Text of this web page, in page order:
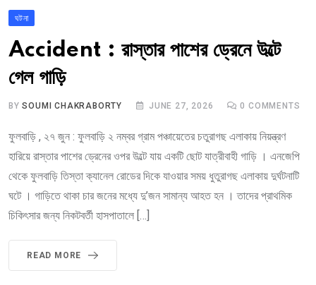
ঘটনা
Accident : রাস্তার পাশের ড্রেনে উল্টে
গেল গাড়ি
BYSOUMI CHAKRABORTY JUNE 27, 2026 0 COMMENTS
ফুলবাড়ি , ২৭ জুন : ফুলবাড়ি ২ নম্বর গ্রাম পঞ্চায়েতের চতুরাগছ এলাকায় নিয়ন্ত্রণ
হারিয়ে রাস্তার পাশের ড্রেনের ওপর উল্টে যায় একটি ছোট যাত্রীবাহী গাড়ি । এনজেপি
থেকে ফুলবাড়ি তিস্তা ক্যানেল রোডের দিকে যাওয়ার সময় ধুতুরাগছ এলাকায় দুর্ঘটনাটি
ঘটে । গাড়িতে থাকা চার জনের মধ্যে দু’জন সামান্য আহত হন । তাদের প্রাথমিক
চিকিৎসার জন্য নিকটবর্তী হাসপাতালে […]
READ MORE